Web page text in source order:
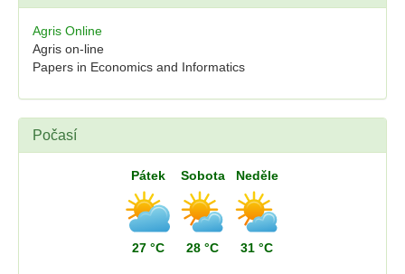
Agris Online
Agris on-line
Papers in Economics and Informatics
Počasí
Pátek
27 °C
Sobota
28 °C
Neděle
31 °C